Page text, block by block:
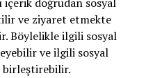
ve ziyaret etmekte
Böylelikle ilgili sosyal
ve ilgili sosyal
birleştirebilir.